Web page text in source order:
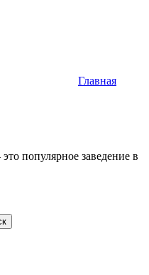
Главная
популярное заведение в